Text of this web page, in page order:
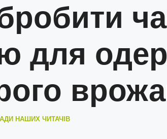
для
НАШИХ ЧИТАЧІВ